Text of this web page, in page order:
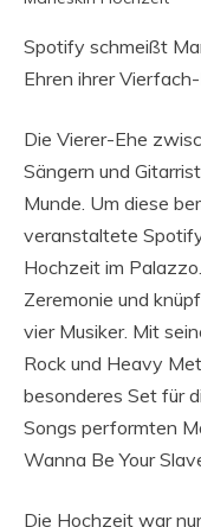
Spotify schmeißt
Ehren ihrer
Die Vierer-Ehe
Sängern und
Munde. Um diese
veranstaltete
Hochzeit im
Zeremonie und
vier Musiker. Mit
Rock und Heavy
besonderes Set für
Songs performten
Wanna Be Your
Die Hochzeit war